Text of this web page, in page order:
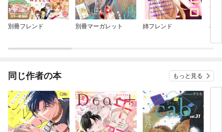
別冊フレンド 別冊マーガレット 姉フレンド
椿
同じ作者の本 もっと見る